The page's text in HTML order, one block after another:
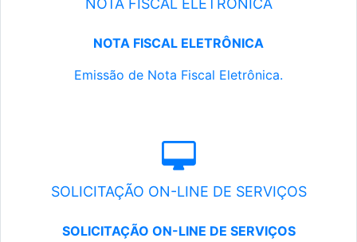
NOTA FISCAL ELETRÔNICA
NOTA FISCAL ELETRÔNICA
Emissão de Nota Fiscal Eletrônica.
SOLICITAÇÃO ON-LINE DE SERVIÇOS
SOLICITAÇÃO ON-LINE DE SERVIÇOS